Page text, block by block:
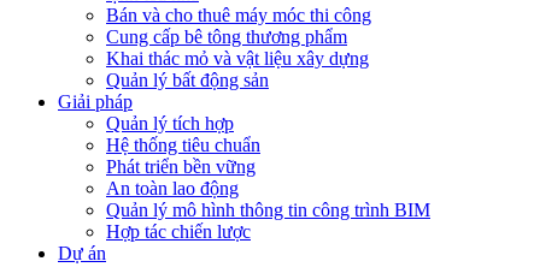
Bán và cho thuê máy móc thi công
Cung cấp bê tông thương phẩm
Khai thác mỏ và vật liệu xây dựng
Quản lý bất động sản
Giải pháp
Quản lý tích hợp
Hệ thống tiêu chuẩn
Phát triển bền vững
An toàn lao động
Quản lý mô hình thông tin công trình BIM
Hợp tác chiến lược
Dự án